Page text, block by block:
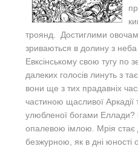
троянд. Достиглими
зриваються в долину з неба
Евксінському свою тугу по
далеких голосів линуть з
вони ще з тих прадавніх
частиною щасливої Аркадії
улюбленої богами Еллади?
опалевою імлою. Мрія стає
безжурною, як в дні юності